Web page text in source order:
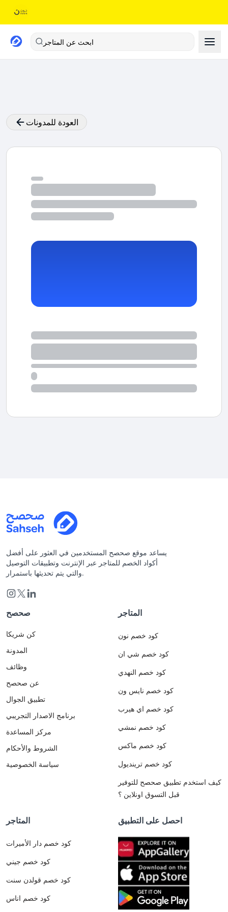
ابحث عن المتاجر
العودة للمدونات
يساعد موقع صحصح المستخدمين في العثور على أفضل
أكواد الخصم للمتاجر عبر الإنترنت وتطبيقات التوصيل
والتي يتم تحديثها باستمرار.
صحصح
كن شريكا
المدونة
وظائف
عن صحصح
تطبيق الجوال
برنامج الاصدار التجريبي
مركز المساعدة
الشروط والأحكام
سياسة الخصوصية
المتاجر
كود خصم نون
كود خصم شي ان
كود خصم النهدي
كود خصم نايس ون
كود خصم اي هيرب
كود خصم نمشي
كود خصم ماكس
كود خصم ترينديول
كيف استخدم تطبيق صحصح للتوفير
قبل التسوق اونلاين ؟
المتاجر
كود خصم دار الأميرات
كود خصم جيني
كود خصم قولدن سنت
كود خصم اناس
احصل على التطبيق